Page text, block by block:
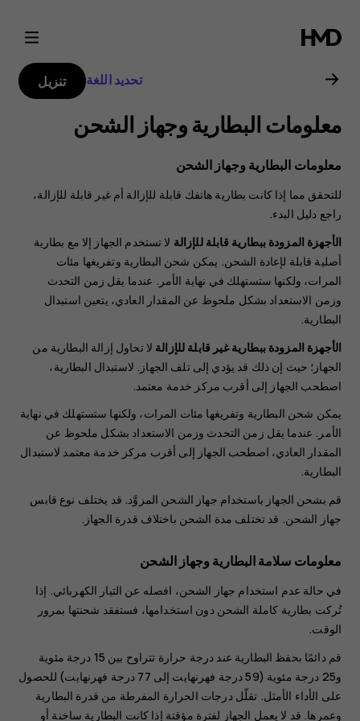
دليل
مستخدم
هاتف
Nokia
2.1
تحديد اللغة تنزيل
معلومات البطارية وجهاز الشحن
معلومات البطارية وجهاز الشحن
للتحقق مما إذا كانت بطارية هاتفك قابلة للإزالة أم غير قابلة للإزالة،
راجع دليل البدء.
الأجهزة المزودة ببطارية قابلة للإزالة لا تستخدم الجهاز إلا مع بطارية
أصلية قابلة لإعادة الشحن. يمكن شحن البطارية وتفريغها مئات
المرات، ولكنها ستستهلك في نهاية الأمر. عندما يقل زمن التحدث
وزمن الاستعداد بشكل ملحوظ عن المقدار العادي، يتعين استبدال
البطارية.
الأجهزة المزودة ببطارية غير قابلة للإزالة لا تحاول إزالة البطارية من
الجهاز؛ حيث إن ذلك قد يؤدي إلى تلف الجهاز. لاستبدال البطارية،
اصطحب الجهاز إلى أقرب مركز خدمة معتمد.
يمكن شحن البطارية وتفريغها مئات المرات، ولكنها ستستهلك في نهاية
الأمر. عندما يقل زمن التحدث وزمن الاستعداد بشكل ملحوظ عن
المقدار العادي، اصطحب الجهاز إلى أقرب مركز خدمة معتمد لاستبدال
البطارية.
قم بشحن الجهاز باستخدام جهاز الشحن المزوَّد. قد يختلف نوع قابس
جهاز الشحن. قد تختلف مدة الشحن باختلاف قدرة الجهاز.
معلومات سلامة البطارية وجهاز الشحن
في حالة عدم استخدام جهاز الشحن، افصله عن التيار الكهربائي. إذا
تُركت بطارية كاملة الشحن دون استخدامها، فستفقد شحنتها بمرور
الوقت.
قم دائمًا بحفظ البطارية عند درجة حرارة تتراوح بين 15 درجة مئوية
و25 درجة مئوية (59 درجة فهرنهايت إلى 77 درجة فهرنهايت) للحصول
على الأداء الأمثل. تقلّل درجات الحرارة المفرطة من قدرة البطارية
وعمرها. قد لا يعمل الجهاز لفترة مؤقتة إذا كانت البطارية ساخنة أو